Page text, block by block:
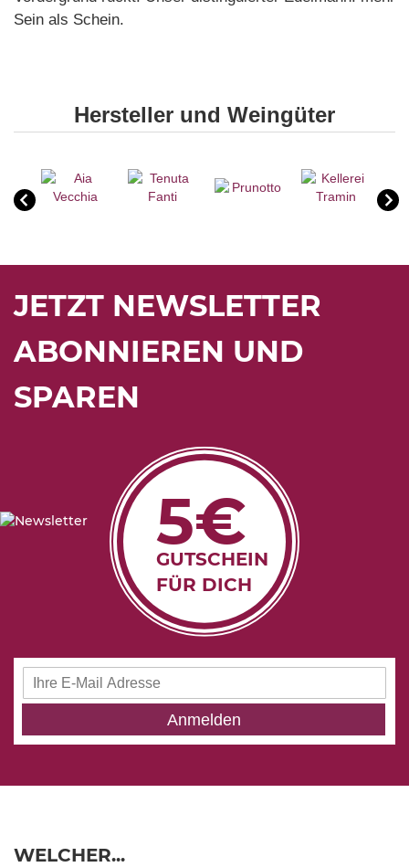
Sein als Schein.
Hersteller und Weingüter
JETZT NEWSLETTER
ABONNIEREN UND
SPAREN
5€
GUTSCHEIN
FÜR DICH
Anmeldung
zum
Anmelden
WELCHER...